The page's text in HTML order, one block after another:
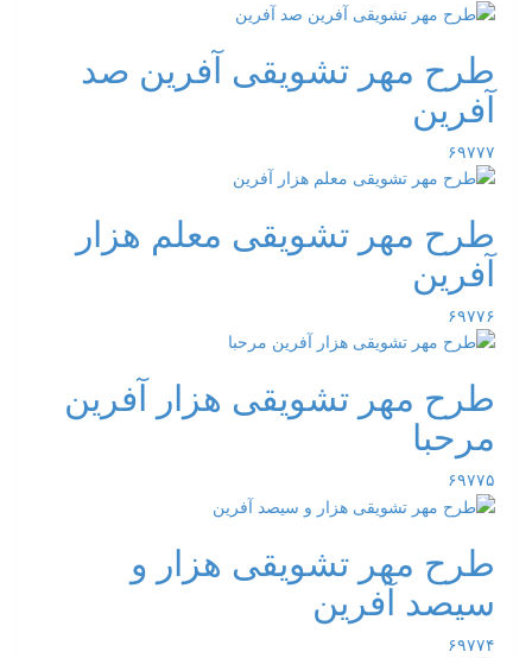
طرح مهر تشویقی آفرین صد
آفرین
۶۹۷۷۷
طرح مهر تشویقی معلم هزار
آفرین
۶۹۷۷۶
طرح مهر تشویقی هزار آفرین
مرحبا
۶۹۷۷۵
طرح مهر تشویقی هزار و
سیصد آفرین
۶۹۷۷۴